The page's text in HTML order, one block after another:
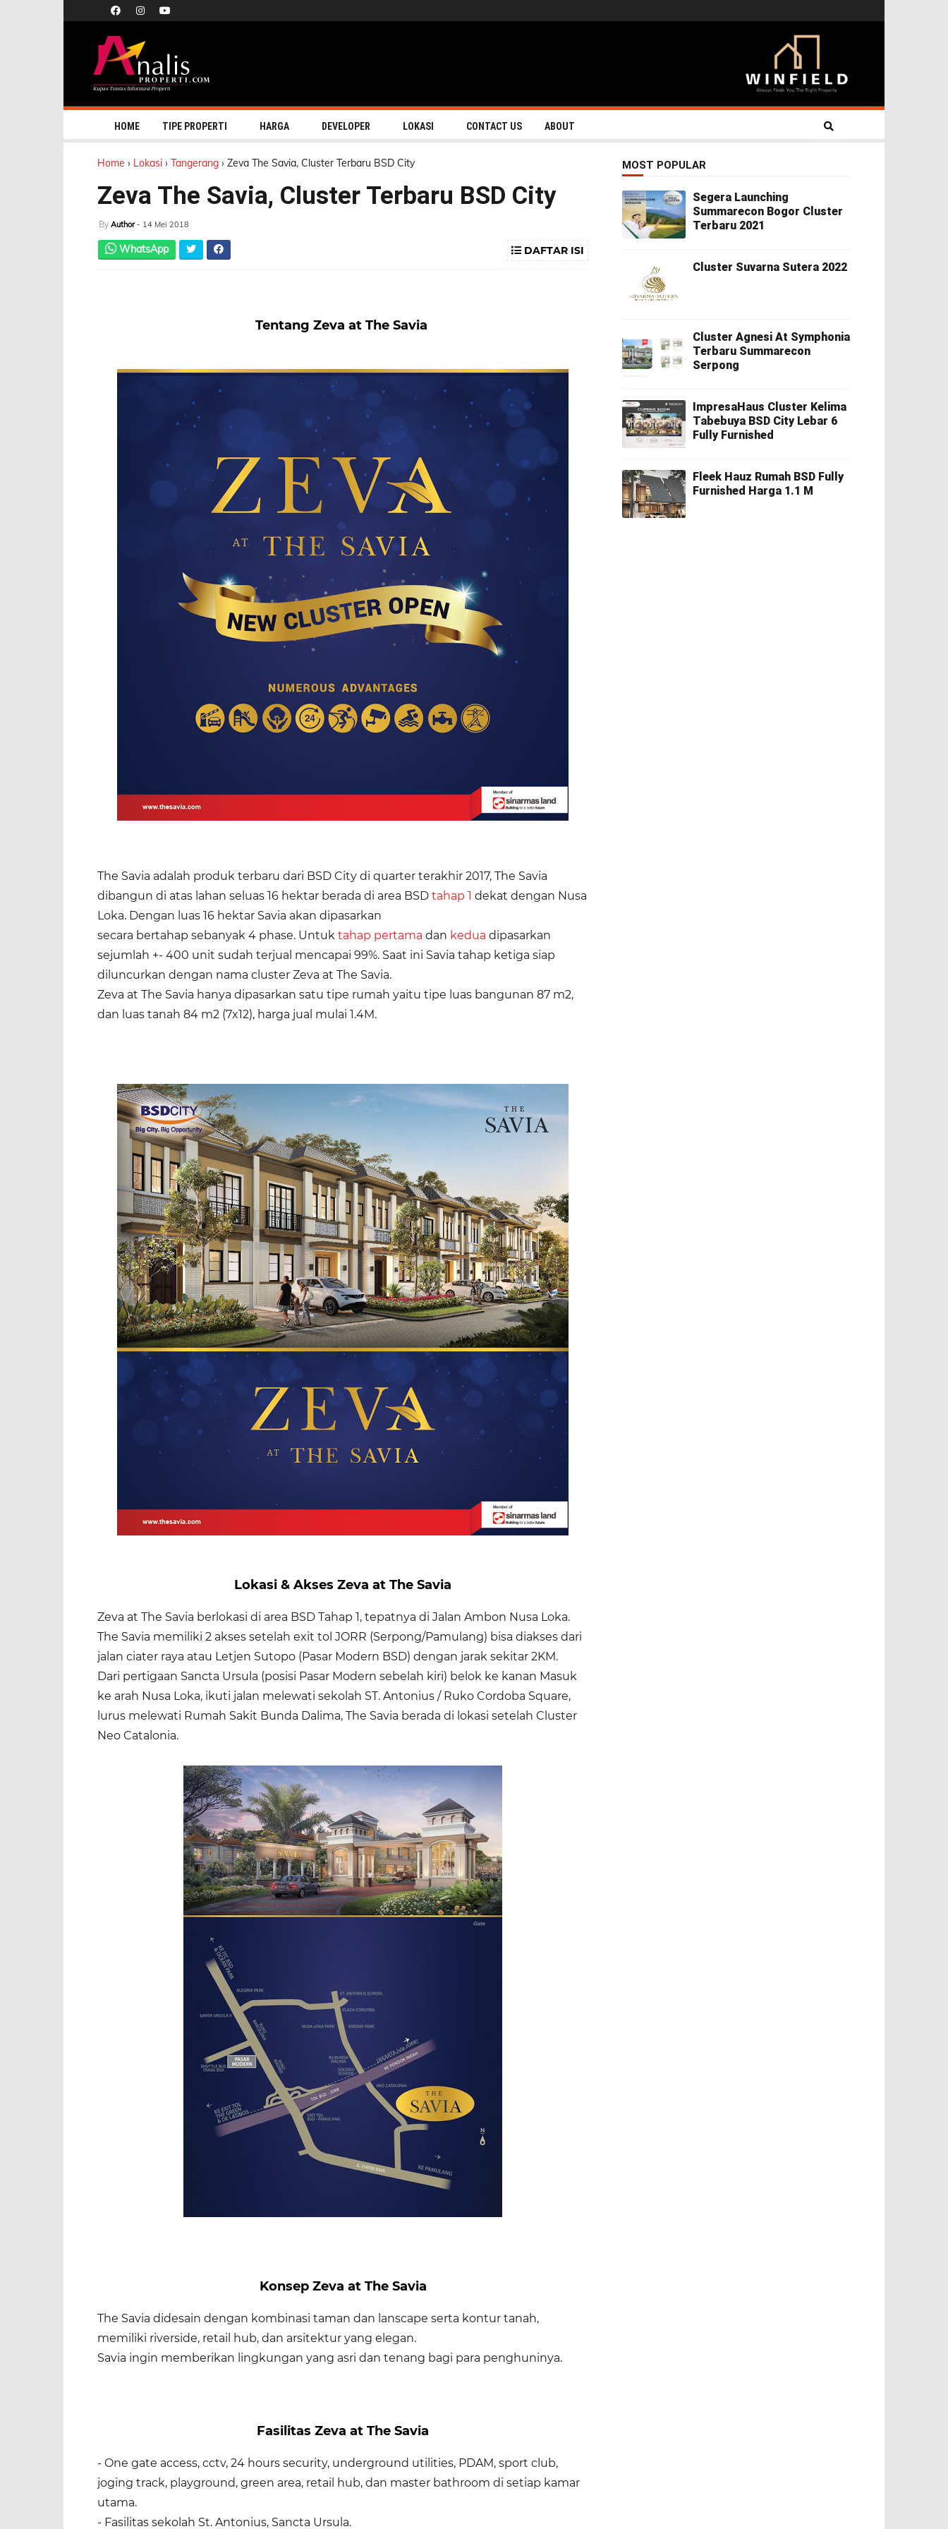
HOME TIPE PROPERTI HARGA DEVELOPER LOKASI CONTACT US ABOUT
Home › Lokasi › Tangerang › Zeva The Savia, Cluster Terbaru BSD City
Zeva The Savia, Cluster Terbaru BSD City
By Author - 14 Mei 2018
WhatsApp DAFTAR ISI
Tentang Zeva at The Savia
The Savia adalah produk terbaru dari BSD City di quarter terakhir 2017, The Savia
dibangun di atas lahan seluas 16 hektar berada di area BSD tahap 1 dekat dengan Nusa
Loka. Dengan luas 16 hektar Savia akan dipasarkan
secara bertahap sebanyak 4 phase. Untuk tahap pertama dan kedua dipasarkan
sejumlah +- 400 unit sudah terjual mencapai 99%. Saat ini Savia tahap ketiga siap
diluncurkan dengan nama cluster Zeva at The Savia.
Zeva at The Savia hanya dipasarkan satu tipe rumah yaitu tipe luas bangunan 87 m2,
dan luas tanah 84 m2 (7x12), harga jual mulai 1.4M.
Lokasi & Akses Zeva at The Savia
Zeva at The Savia berlokasi di area BSD Tahap 1, tepatnya di Jalan Ambon Nusa Loka.
The Savia memiliki 2 akses setelah exit tol JORR (Serpong/Pamulang) bisa diakses dari
jalan ciater raya atau Letjen Sutopo (Pasar Modern BSD) dengan jarak sekitar 2KM.
Dari pertigaan Sancta Ursula (posisi Pasar Modern sebelah kiri) belok ke kanan Masuk
ke arah Nusa Loka, ikuti jalan melewati sekolah ST. Antonius / Ruko Cordoba Square,
lurus melewati Rumah Sakit Bunda Dalima, The Savia berada di lokasi setelah Cluster
Neo Catalonia.
Konsep Zeva at The Savia
The Savia didesain dengan kombinasi taman dan lanscape serta kontur tanah,
memiliki riverside, retail hub, dan arsitektur yang elegan.
Savia ingin memberikan lingkungan yang asri dan tenang bagi para penghuninya.
Fasilitas Zeva at The Savia
- One gate access, cctv, 24 hours security, underground utilities, PDAM, sport club,
joging track, playground, green area, retail hub, dan master bathroom di setiap kamar
utama.
- Fasilitas sekolah St. Antonius, Sancta Ursula.
MOST POPULAR
Segera Launching
Summarecon Bogor Cluster
Terbaru 2021
Cluster Suvarna Sutera 2022
Cluster Agnesi At Symphonia
Terbaru Summarecon
Serpong
ImpresaHaus Cluster Kelima
Tabebuya BSD City Lebar 6
Fully Furnished
Fleek Hauz Rumah BSD Fully
Furnished Harga 1.1 M